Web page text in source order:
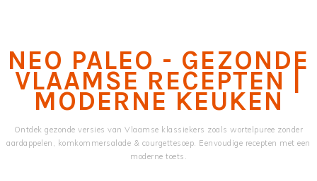
content
sidebar
NEO PALEO - GEZONDE
VLAAMSE RECEPTEN |
MODERNE KEUKEN
Ontdek gezonde versies van Vlaamse klassiekers zoals wortelpuree zonder
aardappelen, komkommersalade & courgettesoep. Eenvoudige recepten met een
moderne toets.